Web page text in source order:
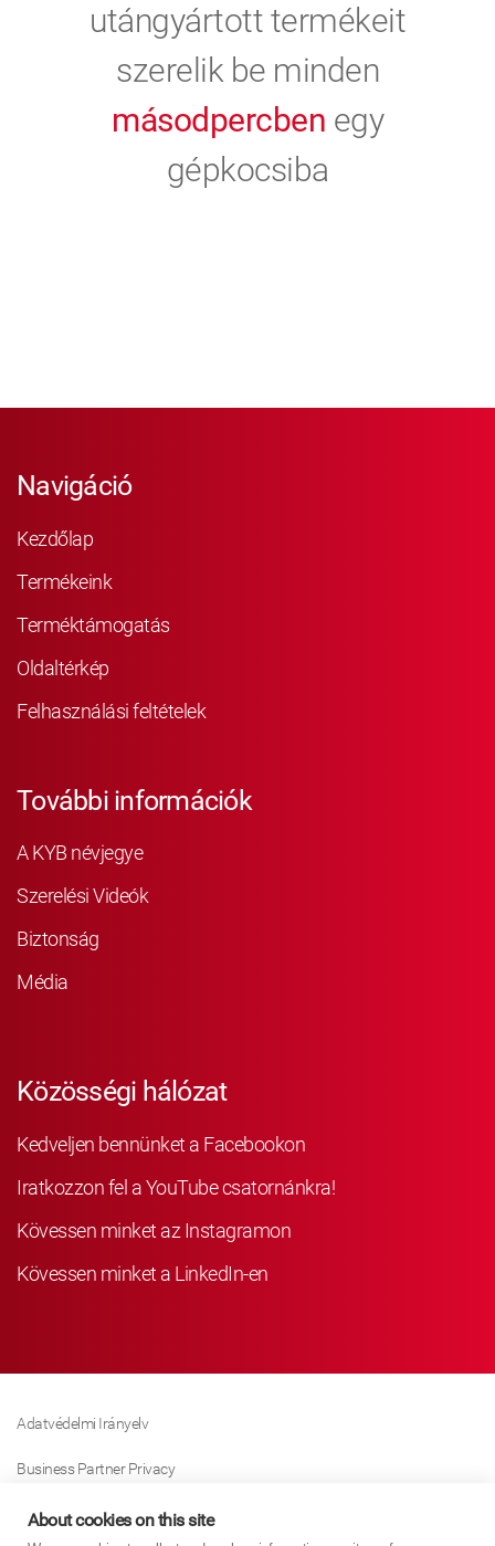
utángyártott termékeit
szerelik be minden
másodpercben egy
gépkocsiba
Navigáció
Kezdőlap
Termékeink
Terméktámogatás
Oldaltérkép
Felhasználási feltételek
További információk
A KYB névjegye
Szerelési Videók
Biztonság
Média
Közösségi hálózat
Kedveljen bennünket a Facebookon
Iratkozzon fel a YouTube csatornánkra!
Kövessen minket az Instagramon
Kövessen minket a LinkedIn-en
Adatvédelmi Irányelv
Business Partner Privacy
Sütikre Vonatkozó Irányelv
About cookies on this site